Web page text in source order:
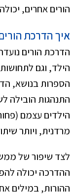
הורים אחרים,
איך הדרכת
הדרכת הורים
הילד, וגם
הספרות בנושא,
התנהגות הובילה
הילדים עצמם
מרדנית, ויותר
לצד שיפור של
ההדרכה יכולה
ההורות, במילים